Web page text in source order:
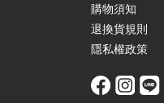
購物須知
退換貨規則
隱私權政策